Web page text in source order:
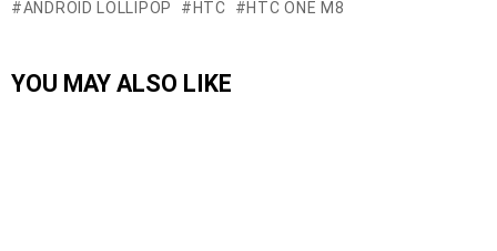
ANDROID LOLLIPOP HTC HTC ONE M8
YOU MAY ALSO LIKE